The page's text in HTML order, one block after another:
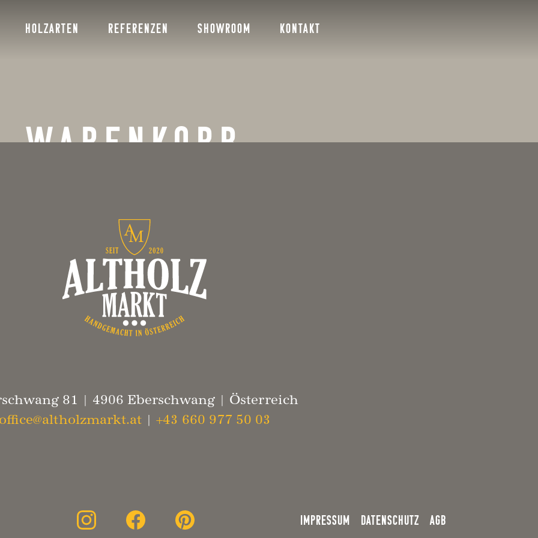
HOLZARTEN REFERENZEN SHOWROOM KONTAKT
WARENKORB
81 | 4906 Eberschwang | Österreich
| +43 660 977 50 03
IMPRESSUM DATENSCHUTZ AGB